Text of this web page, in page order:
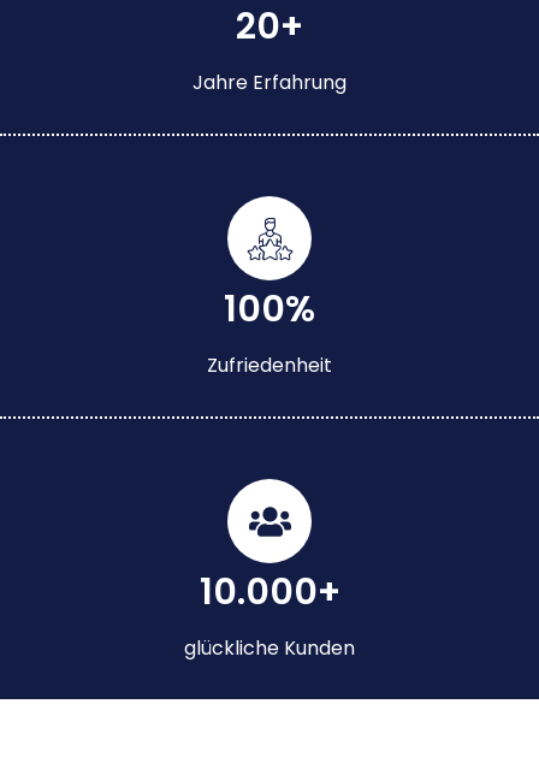
20+
Jahre Erfahrung
100%
Zufriedenheit
10.000+
glückliche Kunden